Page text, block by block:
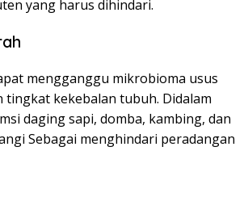
yang harus dihindari.
mengganggu mikrobioma usus
tingkat kekebalan tubuh. Didalam
daging sapi, domba, kambing, dan
Sebagai menghindari peradangan